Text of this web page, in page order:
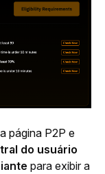
página P2P e
do usuário
para exibir a